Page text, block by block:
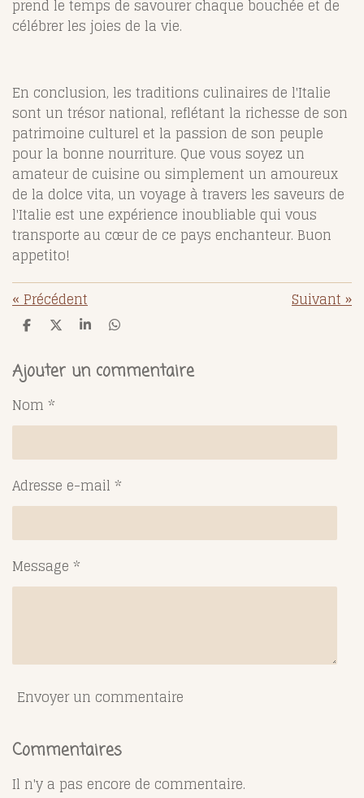
prend le temps de savourer chaque bouchée et de
célébrer les joies de la vie.
En conclusion, les traditions culinaires de l'Italie
sont un trésor national, reflétant la richesse de son
patrimoine culturel et la passion de son peuple
pour la bonne nourriture. Que vous soyez un
amateur de cuisine ou simplement un amoureux
de la dolce vita, un voyage à travers les saveurs de
l'Italie est une expérience inoubliable qui vous
transporte au cœur de ce pays enchanteur. Buon
appetito!
«Précédent Suivant»
P
t
a
e
r
P
t
a
r
P
t
a
r
P
t
a
r
Ajouter un commentaire
Nom *
Adresse e-mail *
Message *
Envoyer un commentaire
Commentaires
Il n'y a pas encore de commentaire.